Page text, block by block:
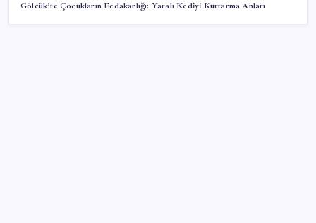
Gölcük’te Çocukların Fedakarlığı: Yaralı Kediyi Kurtarma Anları